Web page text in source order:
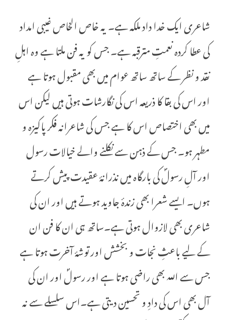
شاعری ایک خدا داد ملکہ ہے۔ یہ خاص الخاص غیبی امداد
کی عطا کردہ نعمتِ مترقبہ ہے۔ جس کو یہ فن ملتا ہے وہ اہلِ
نقد و نظر کے ساتھ ساتھ عوام میں بھی مقبول ہوتا ہے
اور اس کی بقا کا ذریعہ اس کی نگارشات ہوتی ہیں لیکن اس
میں بھی اختصاص اس کا ہے جس کی شاعرانہ فکر پاکیزہ و
مطہر ہو۔ جس کے ذہن سے نکلنے والے خیالات رسول
اور آلِ رسولؐ کی بارگاہ میں نذرانۂ عقیدت پیش کرتے
ہوں۔ ایسے شعرا بھی زندۂ جاوید ہوتے ہیں اور ان کی
شاعری بھی لازوال ہوتی ہے۔ساتھ ہی ان کا فن ان
کے لیے باعثِ نجات و بخشش اور توشۂ آخرت ہوتا ہے
جس سے اللہ بھی راضی ہوتا ہے اور رسولؐ اور ان کی
آل بھی اس کی دادِ و تحسین دیتی ہے۔اس سلسلے سے نہ